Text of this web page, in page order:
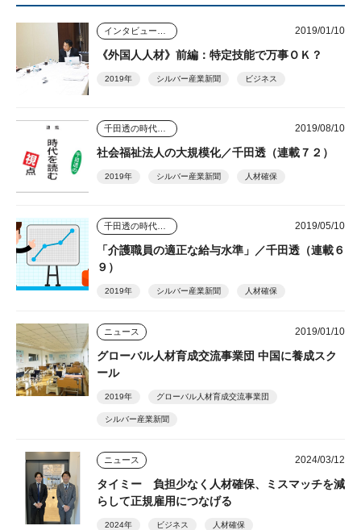
2019/01/10
《外国人人材》前編：特定技能で万事ＯＫ？
2019年 シルバー産業新聞 ビジネス
2019/08/10
社会福祉法人の大規模化／千田透（連載７２）
2019年 シルバー産業新聞 人材確保
2019/05/10
「介護職員の適正な給与水準」／千田透（連載６
９）
2019年 シルバー産業新聞 人材確保
ニュース 2019/01/10
グローバル人材育成交流事業団 中国に養成スク
ール
2019年 グローバル人材育成交流事業団
シルバー産業新聞
ニュース 2024/03/12
タイミー 負担少なく人材確保、ミスマッチを減
らして正規雇用につなげる
2024年 ビジネス 人材確保